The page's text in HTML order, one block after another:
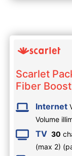
Scarlet
Fiber Boost
Internet
Volume
TV 30
(max 2)